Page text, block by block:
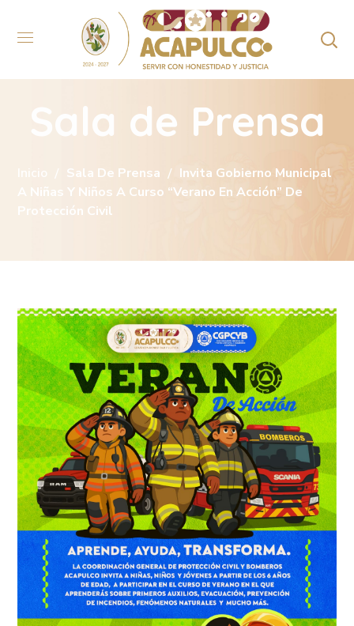
Sala de Prensa
Inicio Sala De Prensa
Invita Gobierno Municipal
A Niñas Y Niños A Curso “Verano En Acción” De
Protección Civil